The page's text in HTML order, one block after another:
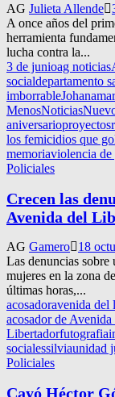
AG Julieta Allende
A once años del
herramienta
lucha contra la...
3 de junioag noticias
socialdepartamento
imborrableJohana
MenosNoticias
aniversarioproyectos
los femicidios que
memoriaviolencia de
Policiales
Crecen las
Avenida del
AG Gamero 18
Las denuncias sobre
mujeres en la zona
últimas horas,...
acosadoravenida del
acosador de Avenida
Libertadorfutografia
socialessilviaunidad
Policiales
Cayó Héctor